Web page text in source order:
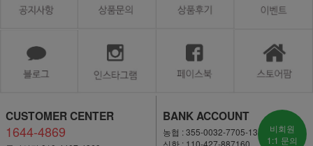
CUSTOMER CENTER
1644-4869
BANK ACCOUNT
농협 : 355-0032-7705-13
신한 : 110-427-887160
비회원
1:1 문의